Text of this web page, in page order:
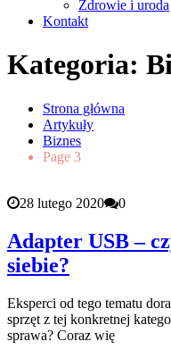
Zdrowie i uroda
Kontakt
Kategoria:
Strona główna
Artykuły
Biznes
Page 3
28 lutego 2020 0
Adapter USB –
siebie?
Eksperci od tego tematu
sprzęt z tej konkretnej
sprawa? Coraz wię